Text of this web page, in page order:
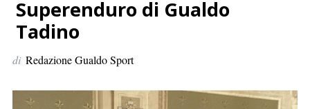
e
r
:
Superenduro di Gualdo
Tadino
di Redazione Gualdo Sport